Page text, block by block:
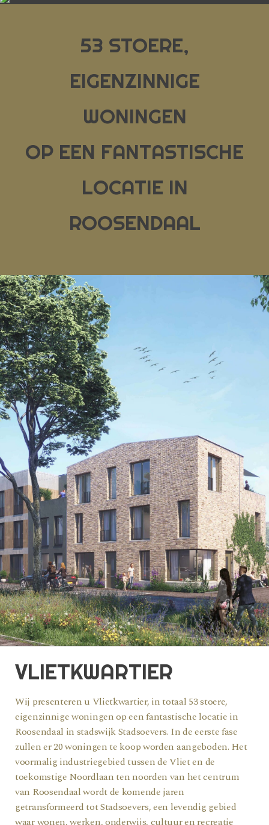
53 STOERE,
EIGENZINNIGE
WONINGEN
OP EEN FANTASTISCHE
LOCATIE IN
ROOSENDAAL
VLIETKWARTIER
Wij presenteren u Vlietkwartier, in totaal 53 stoere,
eigenzinnige woningen op een fantastische locatie in
Roosendaal in stadswijk Stadsoevers. In de eerste fase
zullen er 20 woningen te koop worden aangeboden. Het
voormalig industriegebied tussen de Vliet en de
toekomstige Noordlaan ten noorden van het centrum
van Roosendaal wordt de komende jaren
getransformeerd tot Stadsoevers, een levendig gebied
waar wonen, werken, onderwijs, cultuur en recreatie